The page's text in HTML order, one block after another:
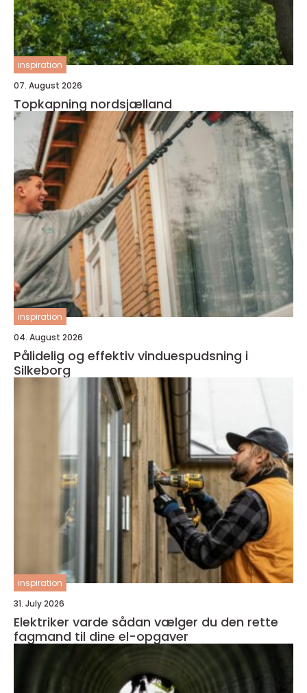
inspiration
07. August 2026
Topkapning nordsjælland
inspiration
04. August 2026
Pålidelig og effektiv vinduespudsning i
Silkeborg
inspiration
31. July 2026
Elektriker varde sådan vælger du den rette
fagmand til dine el-opgaver